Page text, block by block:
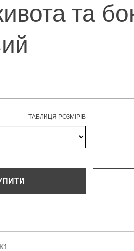
та
ТАБЛИЦЯ РОЗМІРІВ